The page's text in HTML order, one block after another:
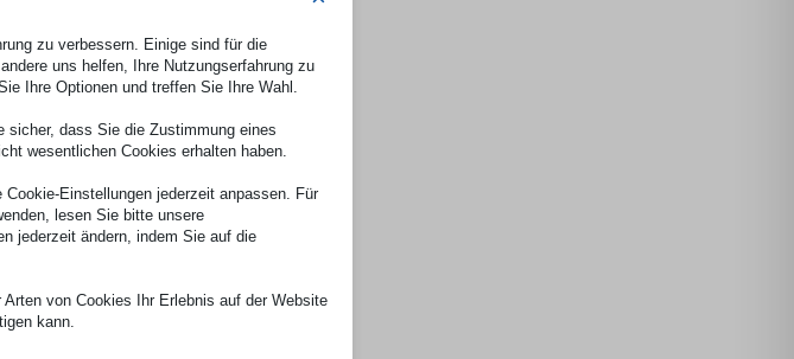
zu verbessern. Einige sind für die
uns helfen, Ihre Nutzungserfahrung zu
Ihre Optionen und treffen Sie Ihre Wahl.
dass Sie die Zustimmung eines
wesentlichen Cookies erhalten haben.
Einstellungen jederzeit anpassen. Für
lesen Sie bitte unsere
jederzeit ändern, indem Sie auf die
von Cookies Ihr Erlebnis auf der Website
kann.